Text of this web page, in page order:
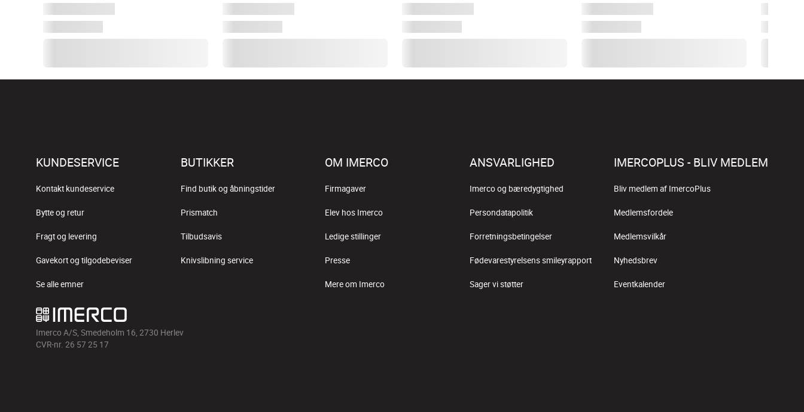
KUNDESERVICE
Kontakt kundeservice
Bytte og retur
Fragt og levering
Gavekort og tilgodebeviser
Se alle emner
BUTIKKER
Find butik og åbningstider
Prismatch
Tilbudsavis
Knivslibning service
OM IMERCO
Firmagaver
Elev hos Imerco
Ledige stillinger
Presse
Mere om Imerco
ANSVARLIGHED
Imerco og bæredygtighed
Persondatapolitik
Forretningsbetingelser
Fødevarestyrelsens smileyrapport
Sager vi støtter
IMERCOPLUS - BLIV MEDLEM
Bliv medlem af ImercoPlus
Medlemsfordele
Medlemsvilkår
Nyhedsbrev
Eventkalender
Imerco A/S, Smedeholm 16, 2730 Herlev
CVR-nr. 26 57 25 17